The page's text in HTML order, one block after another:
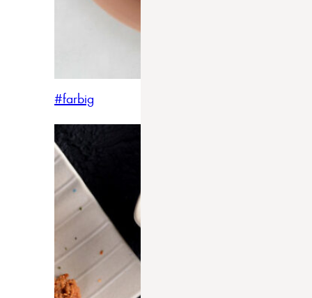
#farbig